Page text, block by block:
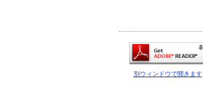
別ウィンドウで開きます